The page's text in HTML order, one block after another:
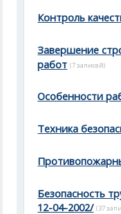
Контроль
Завершение
работ (7 записей)
Особенности
Техника
Безопасность
12-04-2002/ (37